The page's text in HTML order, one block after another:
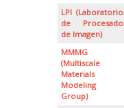
LPI (Laboratorio
de Procesado
de Imagen)
MMMG
(Multiscale
Materials
Modeling
Group)